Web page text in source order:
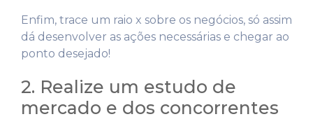
Enfim, trace um raio x sobre os negócios, só assim
dá desenvolver as ações necessárias e chegar ao
ponto desejado!
2. Realize um estudo de
mercado e dos concorrentes